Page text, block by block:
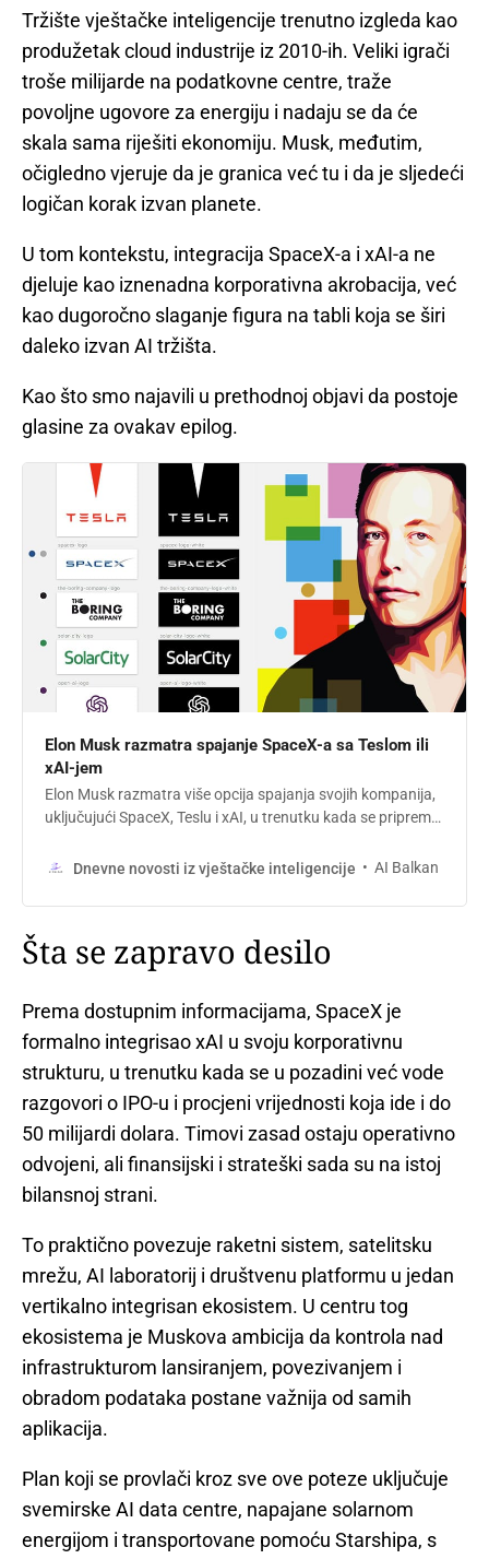
Tržište vještačke inteligencije trenutno izgleda kao
produžetak cloud industrije iz 2010-ih. Veliki igrači
troše milijarde na podatkovne centre, traže
povoljne ugovore za energiju i nadaju se da će
skala sama riješiti ekonomiju. Musk, međutim,
očigledno vjeruje da je granica već tu i da je sljedeći
logičan korak izvan planete.
U tom kontekstu, integracija SpaceX-a i xAI-a ne
djeluje kao iznenadna korporativna akrobacija, već
kao dugoročno slaganje figura na tabli koja se širi
daleko izvan AI tržišta.
Kao što smo najavili u prethodnoj objavi da postoje
glasine za ovakav epilog.
Elon Musk razmatra spajanje SpaceX-a sa Teslom ili
xAI-jem
Elon Musk razmatra više opcija spajanja svojih kompanija,
uključujući SpaceX, Teslu i xAI, u trenutku kada se priprema
Dnevne novosti iz vještačke inteligencije
AI Balkan
Šta se zapravo desilo
Prema dostupnim informacijama, SpaceX je
formalno integrisao xAI u svoju korporativnu
strukturu, u trenutku kada se u pozadini već vode
razgovori o IPO-u i procjeni vrijednosti koja ide i do
50 milijardi dolara. Timovi zasad ostaju operativno
odvojeni, ali finansijski i strateški sada su na istoj
bilansnoj strani.
To praktično povezuje raketni sistem, satelitsku
mrežu, AI laboratorij i društvenu platformu u jedan
vertikalno integrisan ekosistem. U centru tog
ekosistema je Muskova ambicija da kontrola nad
infrastrukturom lansiranjem, povezivanjem i
obradom podataka postane važnija od samih
aplikacija.
Plan koji se provlači kroz sve ove poteze uključuje
svemirske AI data centre, napajane solarnom
energijom i transportovane pomoću Starshipa, s